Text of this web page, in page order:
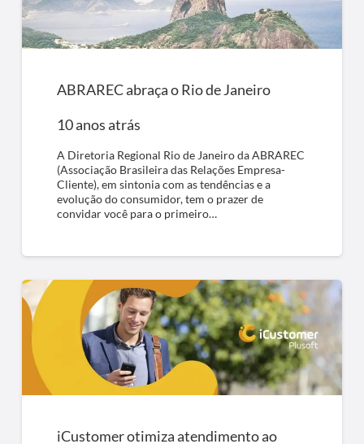
ABRAREC abraça o Rio de Janeiro
10 anos atrás
A Diretoria Regional Rio de Janeiro da ABRAREC
(Associação Brasileira das Relações Empresa-
Cliente), em sintonia com as tendências e a
evolução do consumidor, tem o prazer de
convidar você para o primeiro…
iCustomer otimiza atendimento ao